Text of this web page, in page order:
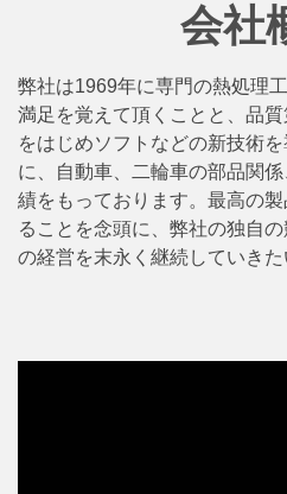
会社
弊社は1969年に専門の熱処理
満足を覚えて頂くことと、品
をはじめソフトなどの新技術
に、自動車、二輪車の部品関
績をもっております。最高の
ることを念頭に、弊社の独自
の経営を末永く継続していきた